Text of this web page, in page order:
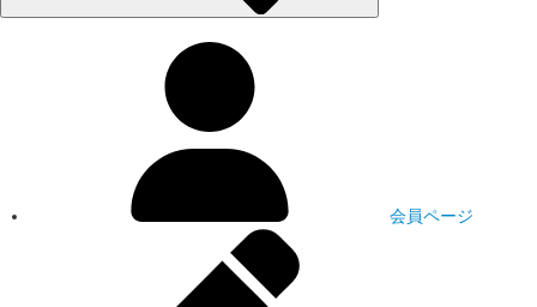
会員ページ